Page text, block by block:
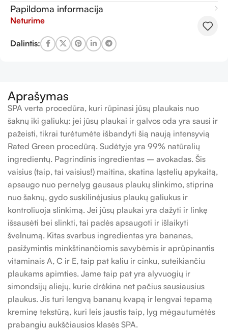
Papildoma informacija
Neturime
Dalintis:
Aprašymas
SPA verta procedūra, kuri rūpinasi jūsų plaukais nuo
šaknų iki galiukų: jei jūsų plaukai ir galvos oda yra sausi ir
pažeisti, tikrai turėtumėte išbandyti šią naują intensyvią
Rated Green procedūrą. Sudėtyje yra 99% natūralių
ingredientų. Pagrindinis ingredientas – avokadas. Šis
vaisius (taip, tai vaisius!) maitina, skatina ląstelių apykaitą,
apsaugo nuo pernelyg gausaus plaukų slinkimo, stiprina
nuo šaknų, gydo suskilinėjusius plaukų galiukus ir
kontroliuoja slinkimą. Jei jūsų plaukai yra dažyti ir linkę
išsausėti bei slinkti, tai padės apsaugoti ir išlaikyti
švelnumą. Kitas svarbus ingredientas yra bananas,
pasižymintis minkštinančiomis savybėmis ir aprūpinantis
vitaminais A, C ir E, taip pat kaliu ir cinku, suteikiančiu
plaukams apimties. Jame taip pat yra alyvuogių ir
simondsijų aliejų, kurie drėkina net pačius sausiausius
plaukus. Jis turi lengvą bananų kvapą ir lengvai tepamą
kreminę tekstūrą, kuri leis jaustis taip, lyg mėgautumėtės
prabangiu aukščiausios klasės SPA.